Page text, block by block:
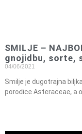
SMILJE –
gnojidbu, sorte,
04/06/2021
Smilje je dugotrajna
porodice Asteraceae, a